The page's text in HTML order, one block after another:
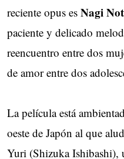
reciente opus es Nagi
paciente y delicado
reencuentro entre dos
de amor entre dos
La película está
oeste de Japón al que
Yuri (Shizuka Ishibashi),